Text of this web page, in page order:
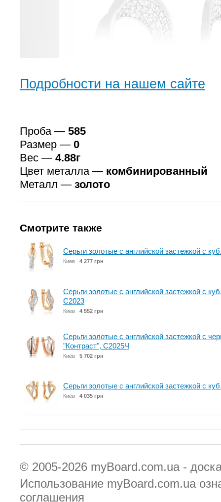
Подробности на нашем сайте
Проба — 585
Размер — 0
Вес — 4.88г
Цвет металла — комбинированный
Металл — золото
Смотрите также
Серьги золотые с английской застежкой с
Киев 4 277 грн
Серьги золотые с английской застежкой с
С2023
Киев 4 552 грн
Серьги золотые с английской застежкой с
"Контраст", С2025Ч
Киев 5 702 грн
Серьги золотые с английской застежкой с
Киев 4 035 грн
© 2005-2026 myBoard.com.ua -
Использование myBoard.com.ua
соглашения